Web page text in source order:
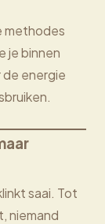
methodes
je binnen
energie
saai. Tot
niemand